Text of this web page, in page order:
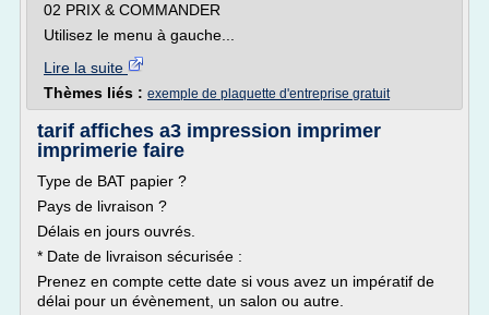
02 PRIX & COMMANDER
Utilisez le menu à gauche...
Lire la suite
Thèmes liés : exemple de plaquette d'entreprise gratuit
tarif affiches a3 impression imprimer
imprimerie faire
Type de BAT papier ?
Pays de livraison ?
Délais en jours ouvrés.
* Date de livraison sécurisée :
Prenez en compte cette date si vous avez un impératif de
délai pour un évènement, un salon ou autre.